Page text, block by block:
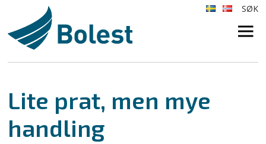
×
SØK
Lite prat, men mye
handling